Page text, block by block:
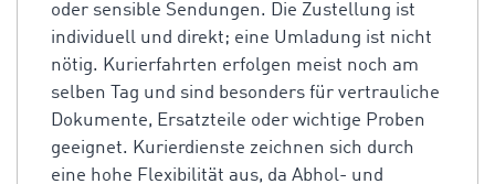
oder sensible Sendungen. Die Zustellung ist
individuell und direkt; eine Umladung ist nicht
nötig. Kurierfahrten erfolgen meist noch am
selben Tag und sind besonders für vertrauliche
Dokumente, Ersatzteile oder wichtige Proben
geeignet. Kurierdienste zeichnen sich durch
eine hohe Flexibilität aus, da Abhol- und